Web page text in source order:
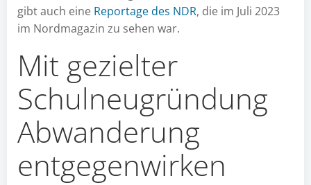
gibt auch eine Reportage des NDR, die im Juli 2023
im Nordmagazin zu sehen war.
Mit gezielter
Schulneugründung
Abwanderung
entgegenwirken